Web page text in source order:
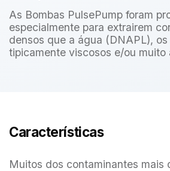
As Bombas PulsePump foram
especialmente para extrairem
densos que a água (DNAPL),
tipicamente viscosos e/ou muito
Características
Muitos dos contaminantes mais